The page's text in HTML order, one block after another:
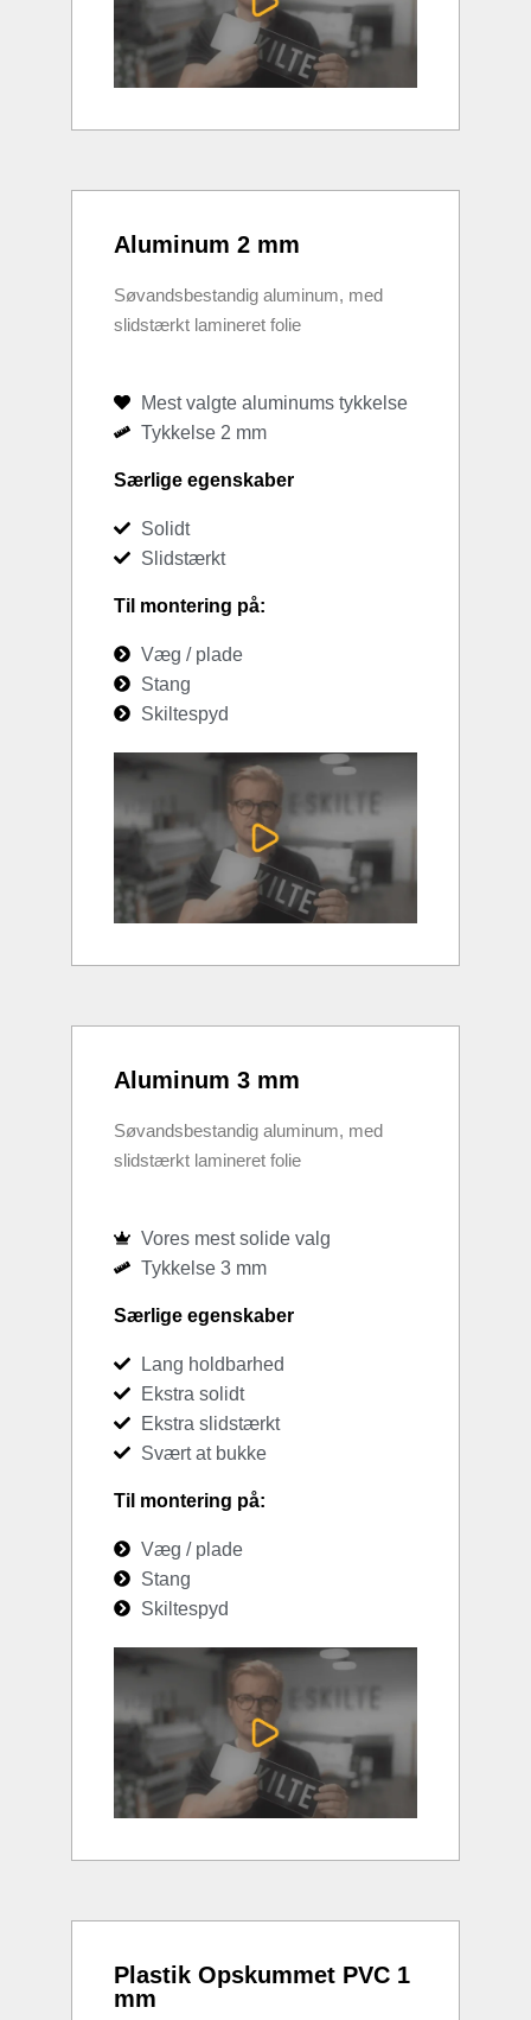
Aluminum 2 mm
Søvandsbestandig aluminum, med
slidstærkt lamineret folie
Mest valgte aluminums tykkelse
Tykkelse 2 mm
Særlige egenskaber
Solidt
Slidstærkt
Til montering på:
Væg / plade
Stang
Skiltespyd
Aluminum 3 mm
Søvandsbestandig aluminum, med
slidstærkt lamineret folie
Vores mest solide valg
Tykkelse 3 mm
Særlige egenskaber
Lang holdbarhed
Ekstra solidt
Ekstra slidstærkt
Svært at bukke
Til montering på:
Væg / plade
Stang
Skiltespyd
Plastik Opskummet PVC 1
mm